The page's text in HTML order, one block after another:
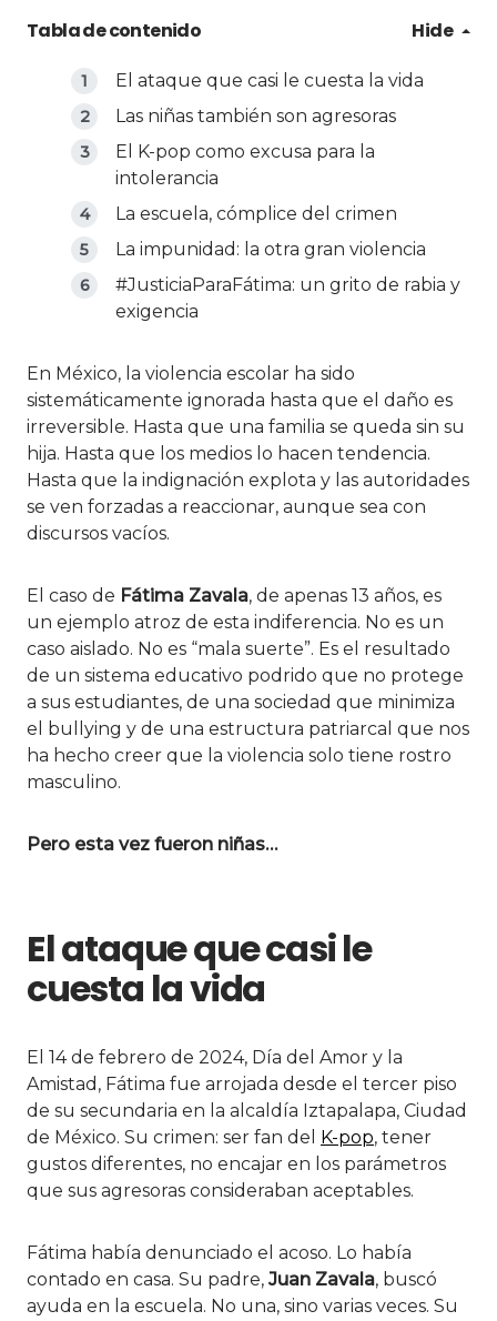
Tabla de contenido Hide
El ataque que casi le cuesta la vida
Las niñas también son agresoras
El K-pop como excusa para la
intolerancia
La escuela, cómplice del crimen
La impunidad: la otra gran violencia
#JusticiaParaFátima: un grito de rabia y
exigencia
En México, la violencia escolar ha sido
sistemáticamente ignorada hasta que el daño es
irreversible. Hasta que una familia se queda sin su
hija. Hasta que los medios lo hacen tendencia.
Hasta que la indignación explota y las autoridades
se ven forzadas a reaccionar, aunque sea con
discursos vacíos.
El caso de Fátima Zavala, de apenas 13 años, es
un ejemplo atroz de esta indiferencia. No es un
caso aislado. No es “mala suerte”. Es el resultado
de un sistema educativo podrido que no protege
a sus estudiantes, de una sociedad que minimiza
el bullying y de una estructura patriarcal que nos
ha hecho creer que la violencia solo tiene rostro
masculino.
Pero esta vez fueron niñas…
El ataque que casi le
cuesta la vida
El 14 de febrero de 2024, Día del Amor y la
Amistad, Fátima fue arrojada desde el tercer piso
de su secundaria en la alcaldía Iztapalapa, Ciudad
de México. Su crimen: ser fan del
K-pop, tener
gustos diferentes, no encajar en los parámetros
que sus agresoras consideraban aceptables.
Fátima había denunciado el acoso. Lo había
contado en casa. Su padre, Juan Zavala, buscó
ayuda en la escuela. No una, sino varias veces. Su